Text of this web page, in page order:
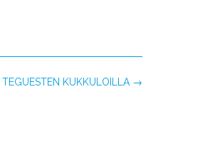
TEGUESTEN KUKKULOILLA →